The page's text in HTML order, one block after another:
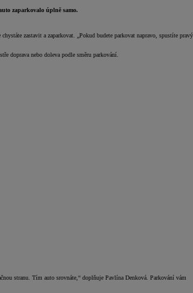
zaparkovalo úplně samo.
zastavit a zaparkovat. „Pokud budete parkovat napravo, spustíte pravý
doprava nebo doleva podle směru parkování.
stranu. Tím auto srovnáte,“ doplňuje Pavlína Denková. Parkování vám